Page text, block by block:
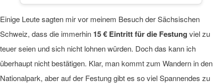
Einige Leute sagten mir vor meinem Besuch der Sächsischen
Schweiz, dass die immerhin 15 € Eintritt für die Festung viel zu
teuer seien und sich nicht lohnen würden. Doch das kann ich
überhaupt nicht bestätigen. Klar, man kommt zum Wandern in den
Nationalpark, aber auf der Festung gibt es so viel Spannendes zu